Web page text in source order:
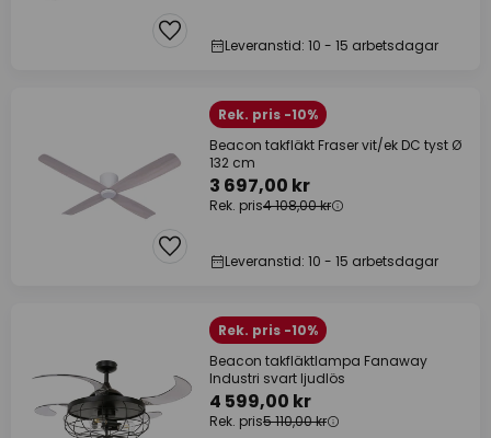
Leveranstid: 10 - 15 arbetsdagar
Rek. pris -10%
Beacon takfläkt Fraser vit/ek DC tyst Ø
132 cm
3 697,00 kr
Rek. pris4 108,00 kr
Leveranstid: 10 - 15 arbetsdagar
Rek. pris -10%
Beacon takfläktlampa Fanaway
Industri svart ljudlös
4 599,00 kr
Rek. pris5 110,00 kr